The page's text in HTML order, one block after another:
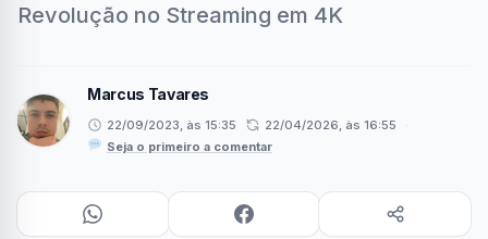
Revolução no Streaming em 4K
Marcus Tavares
22/09/2023, às 15:35 22/04/2026, às 16:55
·
Seja o primeiro a comentar